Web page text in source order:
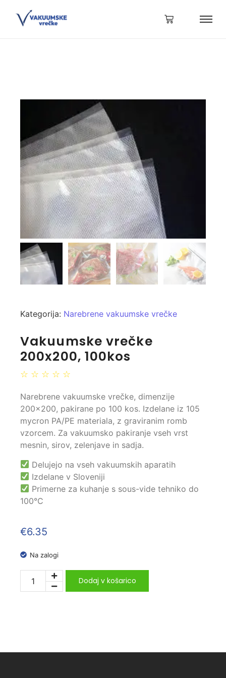
Kategorija: Narebrene vakuumske vrečke
Vakuumske vrečke
200x200, 100kos
☆ ☆ ☆ ☆ ☆
Narebrene vakuumske vrečke, dimenzije
200×200, pakirane po 100 kos. Izdelane iz 105
mycron PA/PE materiala, z graviranim romb
vzorcem. Za vakuumsko pakiranje vseh vrst
mesnin, sirov, zelenjave in sadja.
Delujejo na vseh vakuumskih aparatih
Izdelane v Sloveniji
Primerne za kuhanje s sous-vide tehniko do
100°C
€6.35
Na zalogi
Dodaj v košarico